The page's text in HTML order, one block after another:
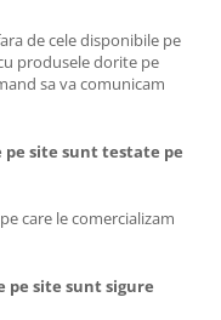
de cele disponibile pe
produsele dorite pe
sa va comunicam
pe site sunt testate pe
care le comercializam
pe site sunt sigure